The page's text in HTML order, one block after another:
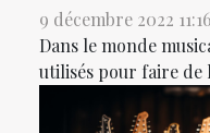
9 décembre 2022 11:16
Dans le monde
utilisés pour faire de